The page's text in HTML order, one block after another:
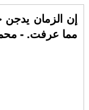
إن الزمان يدجن
مما عرفت. -